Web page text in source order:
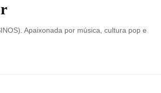
Apaixonada por música, cultura pop e